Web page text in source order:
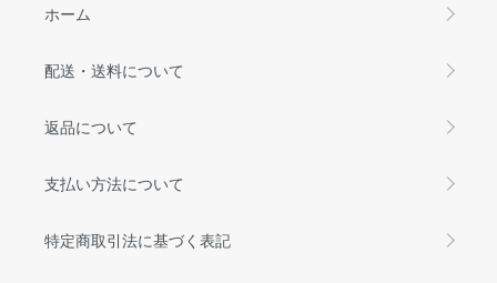
ホーム
配送・送料について
返品について
支払い方法について
特定商取引法に基づく表記